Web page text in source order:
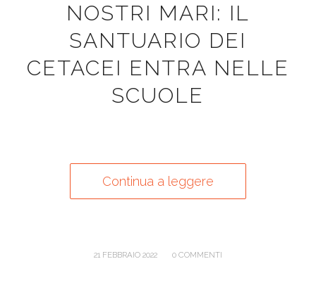
NOSTRI MARI: IL
SANTUARIO DEI
CETACEI ENTRA NELLE
SCUOLE
Continua a leggere
21 FEBBRAIO 2022
/ 0 COMMENTI